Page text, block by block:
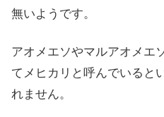
無いようです。
アオメエソやマルアオメエ
てメヒカリと呼んでいると
れません。